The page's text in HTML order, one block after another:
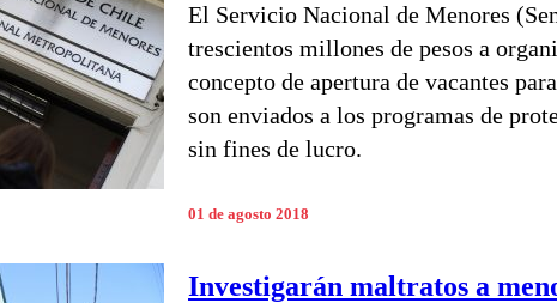
El Servicio Nacional de Menores
trescientos millones de pesos a
concepto de apertura de vacantes
son enviados a los programas de
sin fines de lucro.
01 de agosto 2018
Investigarán maltratos a